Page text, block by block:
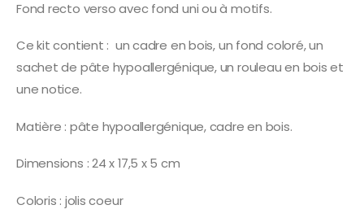
Fond recto verso avec fond uni ou à motifs.
Ce kit contient : un cadre en bois, un fond coloré, un
sachet de pâte hypoallergénique, un rouleau en bois et
une notice.
Matière : pâte hypoallergénique, cadre en bois.
Dimensions : 24 x 17,5 x 5 cm
Coloris : jolis coeur